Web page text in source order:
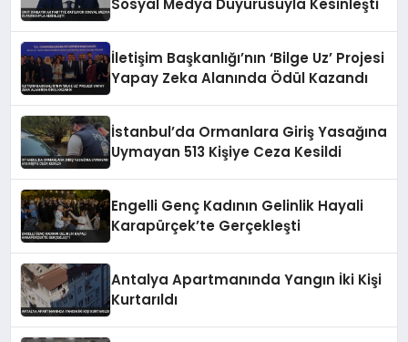
Sosyal Medya Duyurusuyla Kesinleşti
İletişim Başkanlığı’nın ‘Bilge Uz’ Projesi
Yapay Zeka Alanında Ödül Kazandı
İstanbul’da Ormanlara Giriş Yasağına
Uymayan 513 Kişiye Ceza Kesildi
Engelli Genç Kadının Gelinlik Hayali
Karapürçek’te Gerçekleşti
Antalya Apartmanında Yangın İki Kişi
Kurtarıldı